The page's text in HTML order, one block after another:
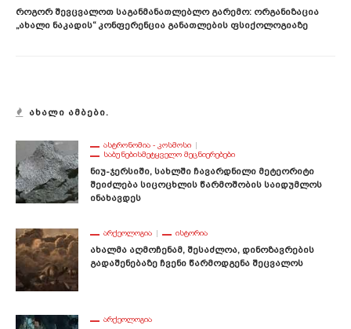
Როგორ Შევცვალოთ Საგანმანათლებლო Გარემო: Ორგანიზაცია
„ახალი Ნაკადის“ Კონფერენცია Განათლების Ფსიქოლოგიაზე
ᲐᲮᲐᲚᲘ ᲐᲛᲑᲔᲑᲘ.
ᲐᲡᲢᲠᲝᲜᲝᲛᲘᲐ - ᲙᲝᲡᲛᲝᲡᲘ
ᲡᲐᲑᲣᲜᲔᲑᲘᲡᲛᲔᲢᲧᲕᲔᲚᲝ ᲛᲔᲪᲜᲘᲔᲠᲔᲑᲔᲑᲘ
Ნიუ-Ჯერსიში, Სახლში Ჩავარდნილი Მეტეორიტი
Შეიძლება Სიცოცხლის Წარმოშობის Საიდუმლოს
Ინახავდეს
ᲐᲠᲥᲔᲝᲚᲝᲒᲘᲐ ᲘᲡᲢᲝᲠᲘᲐ
Ახალმა Აღმოჩენამ, Შესაძლოა, Დინოზავრების
Გადაშენებაზე Ჩვენი Წარმოდგენა Შეცვალოს
ᲐᲠᲥᲔᲝᲚᲝᲒᲘᲐ